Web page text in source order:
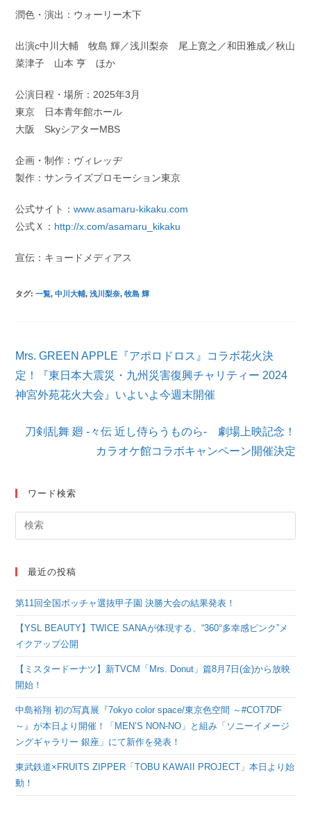
潤色・演出：ウォーリー木下
出演c中川大輔 牧島 輝／浅川梨奈 尾上寛之／和田雅成／秋山
菜津子 山本 亨 ほか
公演日程・場所：2025年3月
東京 日本青年館ホール
大阪 SkyシアターMBS
企画・制作：ヴィレッヂ
製作：サンライズプロモーション東京
公式サイト：www.asamaru-kikaku.com
公式Ｘ： http://x.com/asamaru_kikaku
宣伝：キョードメディアス
タグ:一覧, 中川大輔, 浅川梨奈, 牧島 輝
の
他
の
記
Mrs. GREEN APPLE『アポロドロス』コラボ花火決
定！『東日本大震災・九州災害復興チャリティー 2024
神宮外苑花火大会』いよいよ今週末開催
刀剣乱舞 廻 -々伝 近し侍らうものら- 劇場上映記念！
カラオケ館コラボキャンペーン開催決定
ワード検索
最近の投稿
第11回全国ボッチャ選抜甲子園 決勝大会の結果発表！
【YSL BEAUTY】TWICE SANAが体現する、“360°多幸感ピンク”メ
イクアップ公開
【ミスタードーナツ】新TVCM「Mrs. Donut」篇8月7日(金)から放映
開始！
中島裕翔 初の写真展『7okyo color space/東京色空間 ～#COT7DF
～』が本日より開催！「MEN’S NON-NO」と組み「ソニーイメージ
ングギャラリー 銀座」にて新作を発表！
東武鉄道×FRUITS ZIPPER「TOBU KAWAII PROJECT」本日より始
動！